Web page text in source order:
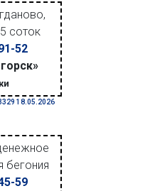
соток
52
3329 18.05.2026
бегония
59